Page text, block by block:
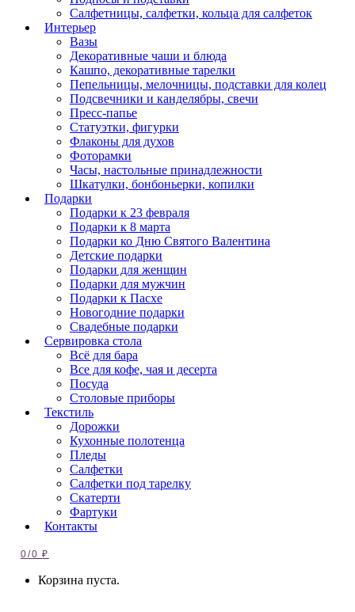
Салфетницы, салфетки, кольца для салфеток
Интерьер
Вазы
Декоративные чаши и блюда
Кашпо, декоративные тарелки
Пепельницы, мелочницы, подставки для колец
Подсвечники и канделябры, свечи
Пресс-папье
Статуэтки, фигурки
Флаконы для духов
Фоторамки
Часы, настольные принадлежности
Шкатулки, бонбоньерки, копилки
Подарки
Подарки к 23 февраля
Подарки к 8 марта
Подарки ко Дню Святого Валентина
Детские подарки
Подарки для женщин
Подарки для мужчин
Подарки к Пасхе
Новогодние подарки
Свадебные подарки
Сервировка стола
Всё для бара
Все для кофе, чая и десерта
Посуда
Столовые приборы
Текстиль
Дорожки
Кухонные полотенца
Пледы
Салфетки
Салфетки под тарелку
Скатерти
Фартуки
Контакты
0/0₽
Корзина пуста.